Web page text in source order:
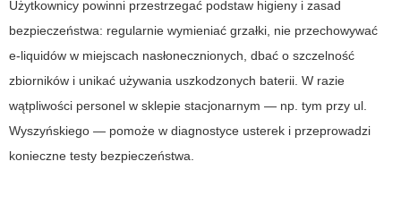
Użytkownicy powinni przestrzegać podstaw higieny i zasad
bezpieczeństwa: regularnie wymieniać grzałki, nie przechowywać
e-liquidów w miejscach nasłonecznionych, dbać o szczelność
zbiorników i unikać używania uszkodzonych baterii. W razie
wątpliwości personel w sklepie stacjonarnym — np. tym przy ul.
Wyszyńskiego — pomoże w diagnostyce usterek i przeprowadzi
konieczne testy bezpieczeństwa.